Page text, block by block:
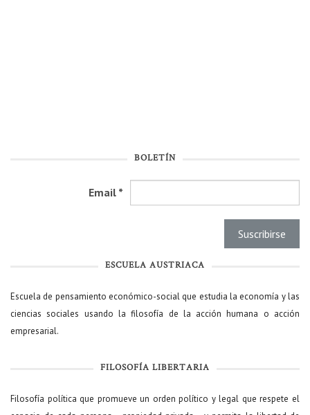
BOLETÍN
Email *
ESCUELA AUSTRIACA
Escuela de pensamiento económico-social que estudia la economía y las
ciencias sociales usando la filosofía de la acción humana o acción
empresarial.
FILOSOFÍA LIBERTARIA
Filosofía política que promueve un orden político y legal que respete el